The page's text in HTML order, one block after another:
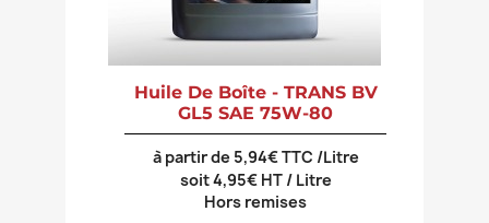
Huile De Boîte - TRANS BV
GL5 SAE 75W-80
à partir de 5,94€ TTC /Litre
soit 4,95€ HT / Litre
Hors remises